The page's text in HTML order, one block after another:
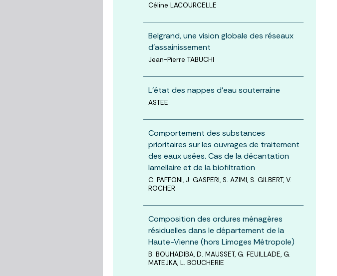
Céline LACOURCELLE
Belgrand, une vision globale des réseaux
d'assainissement
Jean-Pierre TABUCHI
L'état des nappes d'eau souterraine
ASTEE
Comportement des substances
prioritaires sur les ouvrages de traitement
des eaux usées. Cas de la décantation
lamellaire et de la biofiltration
C. PAFFONI, J. GASPERI, S. AZIMI, S. GILBERT, V.
ROCHER
Composition des ordures ménagères
résiduelles dans le département de la
Haute-Vienne (hors Limoges Métropole)
B. BOUHADIBA, D. MAUSSET, G. FEUILLADE, G.
MATEJKA, L. BOUCHERIE